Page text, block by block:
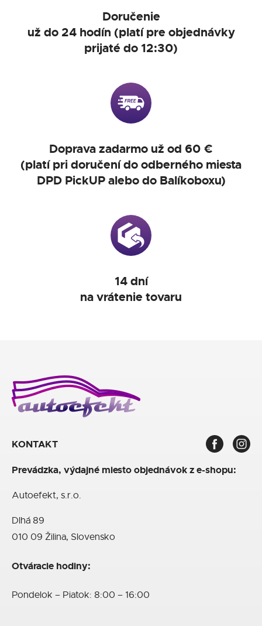
Doručenie
už do 24 hodín (platí pre objednávky
prijaté do 12:30)
Doprava zadarmo už od 60 €
(platí pri doručení do odberného miesta
DPD PickUP alebo do Balíkoboxu)
14 dní
na vrátenie tovaru
KONTAKT
Prevádzka, výdajné miesto objednávok z e-shopu:
Autoefekt, s.r.o.
Dlhá 89
010 09 Žilina, Slovensko
Otváracie hodiny:
Pondelok – Piatok: 8:00 – 16:00